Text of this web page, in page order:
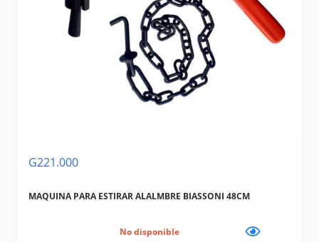
G221.000
MAQUINA PARA ESTIRAR ALALMBRE BIASSONI 48CM
No disponible